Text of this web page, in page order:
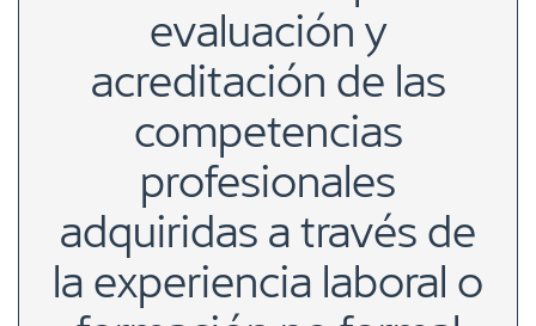
evaluación y
acreditación de las
competencias
profesionales
adquiridas a través de
la experiencia laboral o